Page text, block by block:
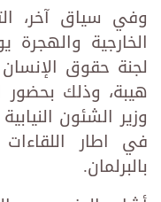
وفي سياق آخر،
لجنة حقوق
هيبة، وذلك
وزير الشئون
في اطار
بالبرلمان.